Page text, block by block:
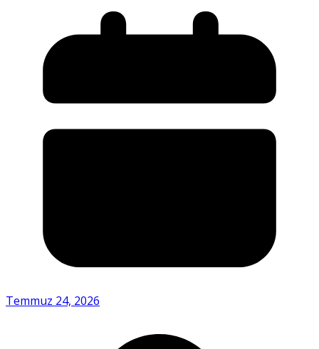
Temmuz 24, 2026